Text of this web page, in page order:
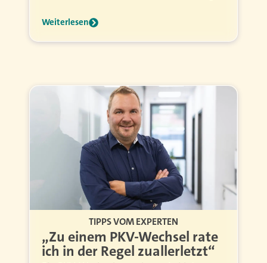
Weiterlesen
TIPPS VOM EXPERTEN
„Zu einem PKV-Wechsel rate
ich in der Regel zuallerletzt“